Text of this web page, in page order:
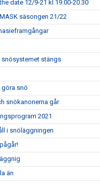
date 12/9-21 kl 19.00-20.30
säsongen 21/22
snösystemet stängs
göra snö
snökanonerna går
2021
i snöläggningen
än